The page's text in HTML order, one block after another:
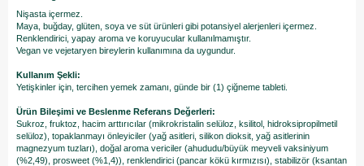
Nişasta içermez.
Maya, buğday, glüten, soya ve süt ürünleri gibi potansiyel alerjenleri içermez.
Renklendirici, yapay aroma ve koruyucular kullanılmamıştır.
Vegan ve vejetaryen bireylerin kullanımına da uygundur.
Kullanım Şekli:
Yetişkinler için, tercihen yemek zamanı, günde bir (1) çiğneme tableti.
Ürün Bileşimi ve Beslenme Referans Değerleri:
Sukroz, fruktoz, hacim arttırıcılar (mikrokristalin selüloz, ksilitol, hidroksipropilmetil
selüloz), topaklanmayı önleyiciler (yağ asitleri, silikon dioksit, yağ asitlerinin
magnezyum tuzları), doğal aroma vericiler (ahududu/büyük meyveli vaksiniyum
(%2,49), prosweet (%1,4)), renklendirici (pancar kökü kırmızısı), stabilizör (ksantan